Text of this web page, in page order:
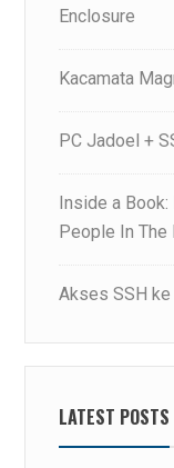
Enclosure
Kacamata
PC Jadoel +
Inside a Book:
People In The
Akses SSH
LATEST POSTS